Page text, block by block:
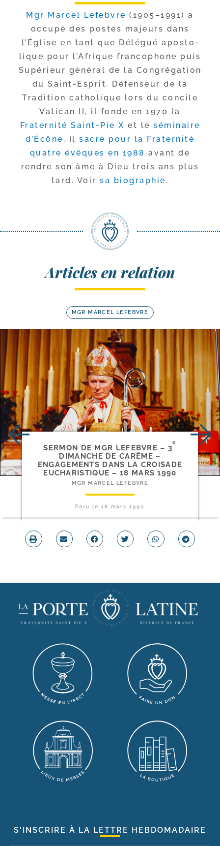
Mgr Marcel Lefebvre (1905–1991) a
occu­pé des postes majeurs dans
l’Église en tant que Délégué apos­to­
lique pour l’Afrique fran­co­phone puis
Supérieur géné­ral de la Congrégation
du Saint-​Esprit. Défenseur de la
Tradition catho­lique lors du concile
Vatican II, il fonde en 1970 la
Fraternité Saint-​Pie X et le sémi­naire
d’Écône . Il sacre pour la Fraternité
quatre évêques en 1988 avant de
rendre son âme à Dieu trois ans plus
tard. Voirsa bio­gra­phie .
Articles en relation
MGR MARCEL LEFEBVRE
SERMON DE MGR LEFEBVRE – 3
e
DIMANCHE DE CARÊME –
ENGAGEMENTS DANS LA CROISADE
EUCHARISTIQUE – 18 MARS 1990
MGR MARCEL LEFEBVRE
Paru le18 mars 1990
S'INSCRIRE À LA LETTRE HEBDOMADAIRE